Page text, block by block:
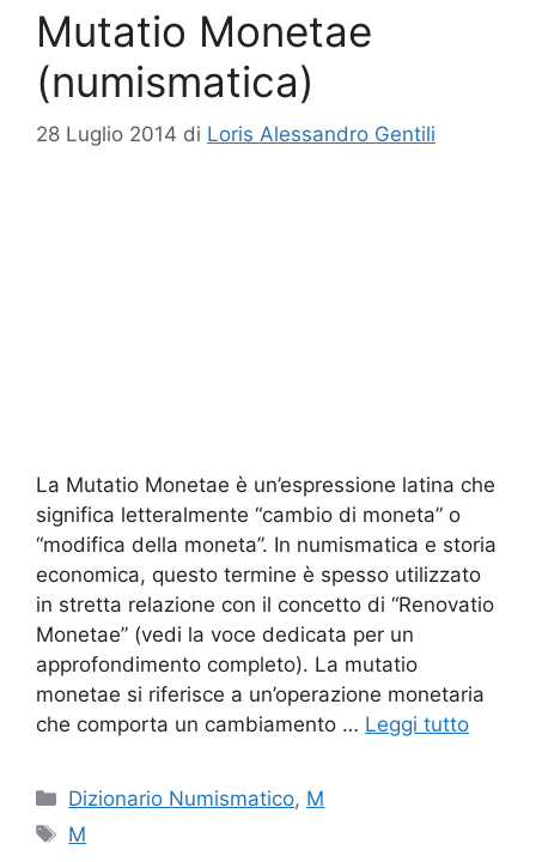
Mutatio Monetae
(numismatica)
28 Luglio 2014 di Loris Alessandro Gentili
La Mutatio Monetae è un’espressione latina che
significa letteralmente “cambio di moneta” o
“modifica della moneta”. In numismatica e storia
economica, questo termine è spesso utilizzato
in stretta relazione con il concetto di “Renovatio
Monetae” (vedi la voce dedicata per un
approfondimento completo). La mutatio
monetae si riferisce a un’operazione monetaria
che comporta un cambiamento … Leggi tutto
Categorie
Dizionario Numismatico, M
Tag
M